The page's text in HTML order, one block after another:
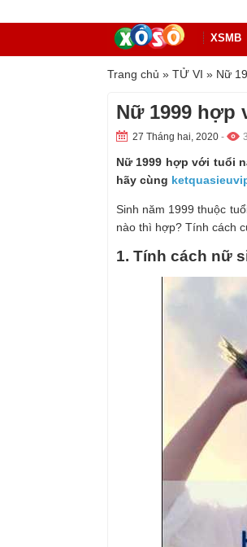
XSMB
Trang chủ » TỬ VI » Nữ
Nữ 1999 hợp
27 Tháng hai, 2020 -
Nữ 1999 hợp với tuổi
hãy cùng
Sinh năm 1999 thuộc
nào thì hợp? Tính cách
1. Tính cách nữ